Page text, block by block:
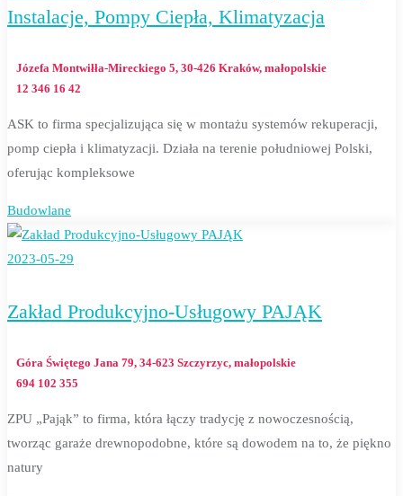
Instalacje, Pompy Ciepła, Klimatyzacja
Józefa Montwiłła-Mireckiego 5, 30-426 Kraków, małopolskie
12 346 16 42
ASK to firma specjalizująca się w montażu systemów rekuperacji,
pomp ciepła i klimatyzacji. Działa na terenie południowej Polski,
oferując kompleksowe
Budowlane
2023-05-29
Zakład Produkcyjno-Usługowy PAJĄK
Góra Świętego Jana 79, 34-623 Szczyrzyc, małopolskie
694 102 355
ZPU „Pająk” to firma, która łączy tradycję z nowoczesnością,
tworząc garaże drewnopodobne, które są dowodem na to, że piękno
natury